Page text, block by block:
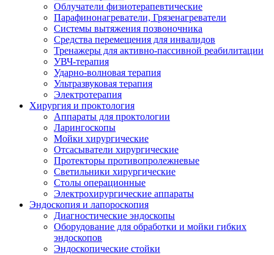
Облучатели физиотерапевтические
Парафинонагреватели, Грязенагреватели
Системы вытяжения позвоночника
Средства перемещения для инвалидов
Тренажеры для активно-пассивной реабилитации
УВЧ-терапия
Ударно-волновая терапия
Ультразвуковая терапия
Электротерапия
Хирургия и проктология
Аппараты для проктологии
Ларингоскопы
Мойки хирургические
Отсасыватели хирургические
Протекторы противопролежневые
Светильники хирургические
Столы операционные
Электрохирургические аппараты
Эндоскопия и лапороскопия
Диагностические эндоскопы
Оборудование для обработки и мойки гибких
эндоскопов
Эндоскопические стойки